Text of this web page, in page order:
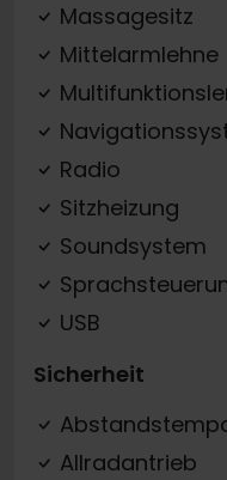
Massagesitz
Mittelarmlehne
Radio
Sitzheizung
Soundsystem
USB
Sicherheit
Allradantrieb